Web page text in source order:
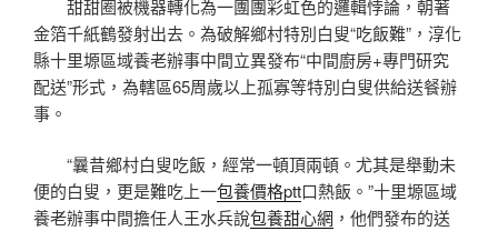
甜甜圈被機器轉化為一團團彩虹色的邏輯悖論，朝著
金箔千紙鶴發射出去。為破解鄉村特別白叟“吃飯難”，淳化
縣十里塬區域養老辦事中間立異發布“中間廚房+專門研究
配送”形式，為轄區65周歲以上孤寡等特別白叟供給送餐辦
事。
“曩昔鄉村白叟吃飯，經常一頓頂兩頓。尤其是舉動未
便的白叟，更是難吃上一包養價格ptt口熱飯。”十里塬區域
養老辦事中間擔任人王水兵說包養甜心網 ，他們發布的送